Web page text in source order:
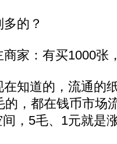
的？
家：有买1000张
知道的，流通的
的，都在钱币市场
，5毛、1元就是